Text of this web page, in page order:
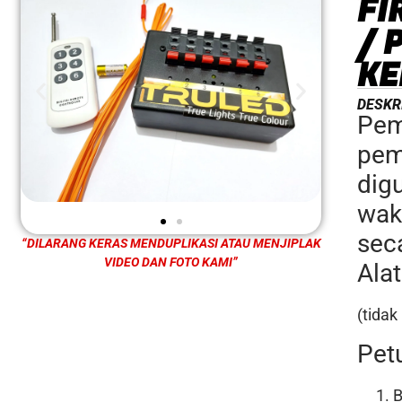
“DILARANG KERAS MENDUPLIKASI ATAU MENJIPLAK
VIDEO DAN FOTO KAMI”
/
(tidak